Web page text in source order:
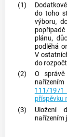
(1)
do toho
výboru,
plánu,
podléhá
V
do
(2)
O
111/
příspěvku
(3)
Uložení
nařízením